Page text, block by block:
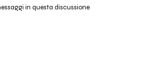
in questa discussione